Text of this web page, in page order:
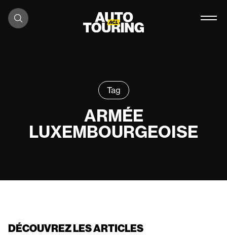
Aller au contenu
Tag
ARMÉE
LUXEMBOURGEOISE
DÉCOUVREZ LES ARTICLES